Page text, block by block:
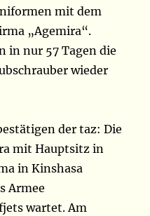
mit dem
„Agemira“.
in nur 57 Tagen die
wieder
der taz: Die
mit Hauptsitz in
in Kinshasa
Armee
wartet. Am